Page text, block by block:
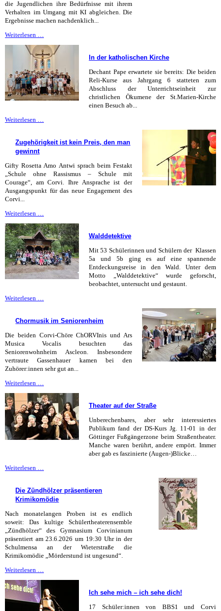
die Jugendlichen ihre Bedürfnisse mit ihrem
Verhalten im Umgang mit KI abgleichen. Die
Ergebnisse machen nachdenklich...
Weiterlesen …
die
neue
Währung
In der katholischen Kirche
Dechant Pape erwartete sie bereits: Die beiden
Reli-Kurse aus Jahrgang 6 statteten zum
Abschluss der Unterrichtseinheit zur
christlichen Ökumene der St.Marien-Kirche
einen Besuch ab...
Weiterlesen …
Kirche
Zugehörigkeit ist kein Preis, den man
gewinnt
Gifty Rosetta Amo Antwi sprach beim Festakt
„Schule ohne Rassismus – Schule mit
Courage“, am Corvi. Ihre Ansprache ist der
Ausgangspunkt für das neue Engagement des
Corvi...
Weiterlesen …
kein
Preis,
den
man
gewinnt
Walddetektive
Mit 53 Schülerinnen und Schülern der Klassen
5a und 5b ging es auf eine spannende
Entdeckungsreise in den Wald. Unter dem
Motto „Walddetektive“ wurde geforscht,
beobachtet, untersucht und gestaunt.
Weiterlesen …
Chormusik im Seniorenheim
Die beiden Corvi-Chöre ChORVInis und Ars
Musica Vocalis besuchten das
Seniorenwohnheim Ascleon. Insbesondere
vertraute Gassenhauer kamen bei den
Zuhörer:innen sehr gut an...
Weiterlesen …
Seniorenheim
Theater auf der Straße
Unberechenbares, aber sehr interessiertes
Publikum fand der DS-Kurs Jg. 11-01 in der
Göttinger Fußgängerzone beim Straßentheater.
Manche waren berührt, andere empört. Immer
aber gab es faszinierte (Augen-)Blicke…
Weiterlesen …
Straße
Die Zündhölzer präsentieren
Krimikomödie
Nach monatelangen Proben ist es endlich
soweit: Das kultige Schülertheaterensemble
„Zündhölzer“ des Gymnasium Corvinianum
präsentiert am 23.6.2026 um 19:30 Uhrin der
Schulmensa an der Wieterstraße die
Krimikomödie „Mörderstund ist ungesund“.
Weiterlesen …
Krimikomödie
Ich sehe mich – ich sehe dich!
17 Schüler:innen von BBS1 und Corvi